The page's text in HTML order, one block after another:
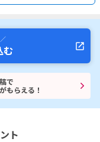
む
で
もらえる！
ト